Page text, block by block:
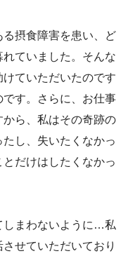
摂食障害を患い、ど
ていました。そんな
ていただいたのです
す。さらに、お仕事
ら、私はその奇跡の
し、失いたくなかっ
だけはしたくなかっ
しまわないように…私
せていただいており